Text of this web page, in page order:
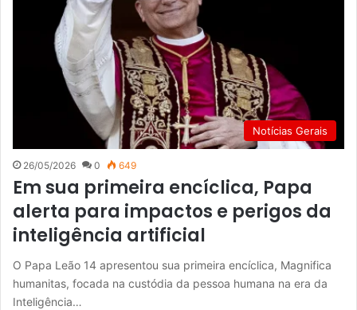
Notícias Gerais
26/05/2026 0 649
Em sua primeira encíclica, Papa
alerta para impactos e perigos da
inteligência artificial
O Papa Leão 14 apresentou sua primeira encíclica, Magnifica
humanitas, focada na custódia da pessoa humana na era da
Inteligência…